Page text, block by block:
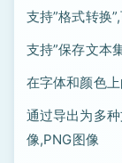
支持”格式转换
支持”保存文本
在字体和颜色
通过导出为多
像,PNG图像